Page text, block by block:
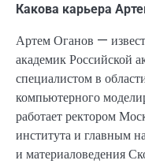
Какова карьера
Артем Оганов —
академик Российской
специалистом в
компьютерного
работает ректором
института и главным
и материаловедения